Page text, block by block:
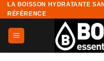
Passer
au
contenu
LA BOISSON HYDRATANTE
RÉFÉRENCE